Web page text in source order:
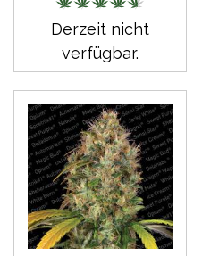
Derzeit nicht
verfügbar.